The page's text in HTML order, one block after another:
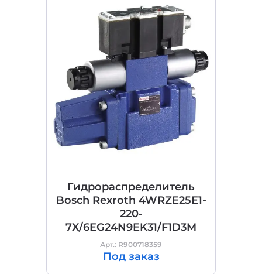
Гидрораспределитель
Bosch Rexroth 4WRZE25E1-
220-
7X/6EG24N9EK31/F1D3M
Арт.: R900718359
Под заказ